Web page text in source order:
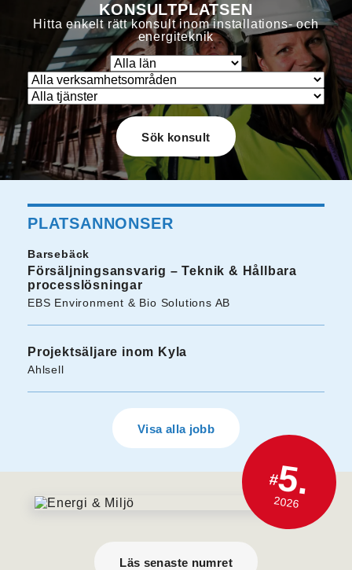
KONSULTPLATSEN
Hitta enkelt rätt konsult inom installations- och
energiteknik
PLATSANNONSER
Barsebäck
Försäljningsansvarig – Teknik & Hållbara
processlösningar
EBS Environment & Bio Solutions AB
Projektsäljare inom Kyla
Ahlsell
Visa alla jobb
#5.
2026
Läs senaste numret